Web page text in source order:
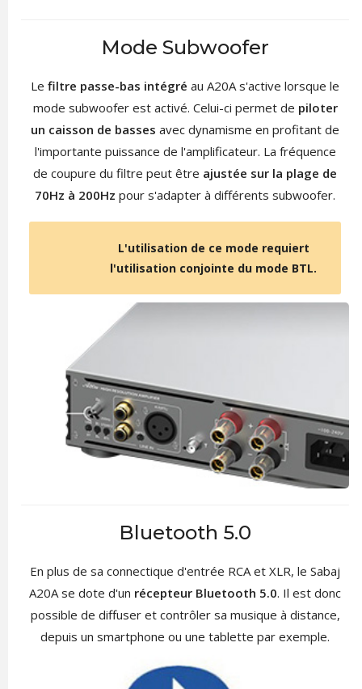
Mode Subwoofer
Le filtre passe-bas intégré au A20A s'active lorsque le
mode subwoofer est activé. Celui-ci permet de piloter
un caisson de basses avec dynamisme en profitant de
l'importante puissance de l'amplificateur. La fréquence
de coupure du filtre peut être ajustée sur la plage de
70Hz à 200Hz pour s'adapter à différents subwoofer.
L'utilisation de ce mode requiert
l'utilisation conjointe du mode BTL.
Bluetooth 5.0
En plus de sa connectique d'entrée RCA et XLR, le Sabaj
A20A se dote d'un récepteur Bluetooth 5.0. Il est donc
possible de diffuser et contrôler sa musique à distance,
depuis un smartphone ou une tablette par exemple.